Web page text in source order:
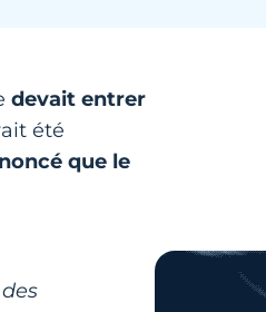
devait entrer
été
que le